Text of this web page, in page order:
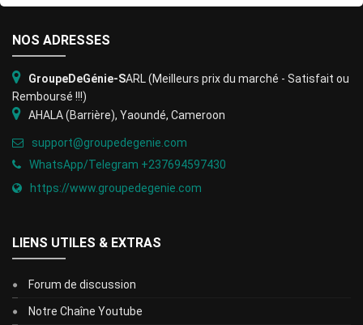
NOS ADRESSES
GroupeDeGénie-SARL (Meilleurs prix du marché - Satisfait ou
Remboursé !!!)
AHALA (Barrière), Yaoundé, Cameroon
support@groupedegenie.com
WhatsApp/Telegram +237694597430
https://www.groupedegenie.com
LIENS UTILES & EXTRAS
Forum de discussion
Notre Chaîne Youtube